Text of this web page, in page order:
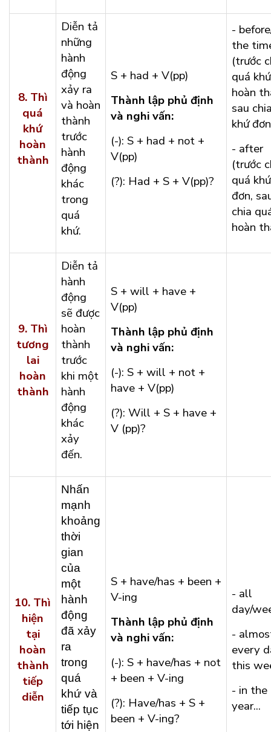
8. Thì
quá
khứ
hoàn
thành
Diễn tả
những
hành
động
xảy ra
và hoàn
thành
trước
hành
động
khác
trong
quá
khứ.
S + had + V(pp)
Thành lập phủ định
và nghi vấn:
(-): S + had + not +
V(pp)
(?): Had + S + V(pp)?
-
the
(trước
quá khứ
hoàn
sau
khứ
- after
(trước
quá khứ
đơn,
chia
hoàn
9. Thì
tương
lai
hoàn
thành
Diễn tả
hành
động
sẽ được
hoàn
thành
trước
khi một
hành
động
khác
xảy
đến.
S + will + have +
V(pp)
Thành lập phủ định
và nghi vấn:
(-): S + will + not +
have + V(pp)
(?): Will + S + have +
V (pp)?
10. Thì
hiện
tại
hoàn
thành
tiếp
diễn
Nhấn
mạnh
khoảng
thời
gian
của
một
hành
động
đã xảy
ra
trong
quá
khứ và
tiếp tục
tới hiện
S + have/has + been +
V-ing
Thành lập phủ định
và nghi vấn:
(-): S + have/has + not
+ been + V-ing
(?): Have/has + S +
been + V-ing?
- all
day/
-
every
this
- in the
year...